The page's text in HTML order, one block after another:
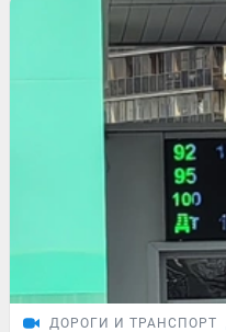
ДОРОГИ И ТРАНСПОРТ